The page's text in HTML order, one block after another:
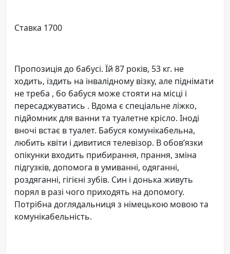
Ставка 1700
Пропозиція до бабусі. Їй 87 років, 53 кг. не
ходить, їздить на інвалідному візку, але піднімати
не треба , бо бабуся може стояти на місці і
пересаджуватись . Вдома є спеціальне ліжко,
підйомник для ванни та туалетне крісло. Іноді
вночі встає в туалет. Бабуся комунікабельна,
любить квіти і дивитися телевізор. В обов’язки
опікунки входить прибирання, прання, зміна
підгузків, допомога в умиванні, одяганні,
роздяганні, гігієні зубів. Син і донька живуть
порял в разі чого приходять на допомогу.
Потрібна доглядальниця з німецькою мовою та
комунікабельність.